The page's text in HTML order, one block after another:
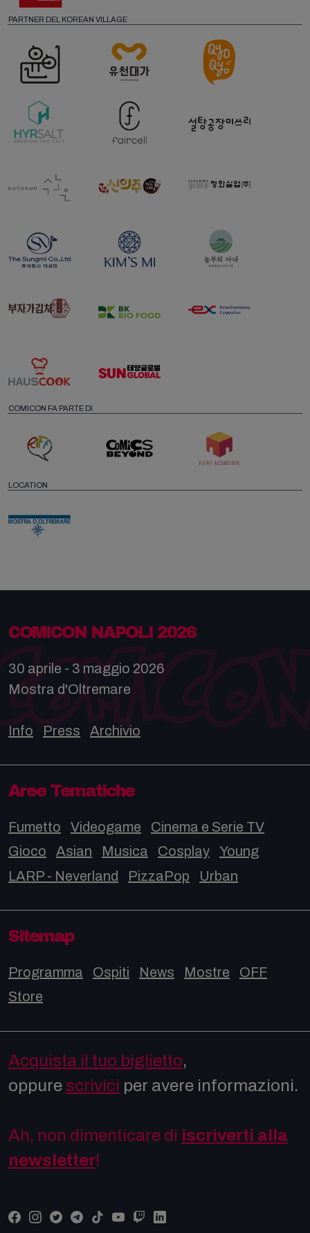
PARTNER DEL KOREAN VILLAGE
COMICON FA PARTE DI
LOCATION
COMICON NAPOLI 2026
30 aprile - 3 maggio 2026
Mostra d'Oltremare
Info Press Archivio
Aree Tematiche
Fumetto Videogame
Cinema e Serie TV
Gioco
Asian Musica Cosplay
Young
LARP - Neverland
PizzaPop Urban
Sitemap
Programma Ospiti News Mostre
OFF
Store
Acquista il tuo biglietto,
oppure scrivici per avere informazioni.
Ah, non dimenticare di iscriverti alla
newsletter!